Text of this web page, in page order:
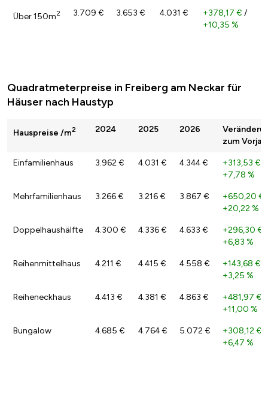
Über 150m2 3.709 € 3.653 € 4.031 € +378,17 € /
+10,35 %
Quadratmeterpreise in Freiberg am Neckar für
Häuser nach Haustyp
Hauspreise /m2 2024 2025 2026
zum
Einfamilienhaus 3.962 € 4.031 € 4.344 € +313,53 €
+7,78 %
Mehrfamilienhaus 3.266 € 3.216 € 3.867 € +650,20 €
+20,22 %
Doppelhaushälfte 4.300 € 4.336 € 4.633 € +296,30 €
+6,83 %
Reihenmittelhaus 4.211 € 4.415 € 4.558 € +143,68 €
+3,25 %
Reiheneckhaus 4.413 € 4.381 € 4.863 € +481,97 €
+11,00 %
Bungalow 4.685 € 4.764 € 5.072 € +308,12 €
+6,47 %